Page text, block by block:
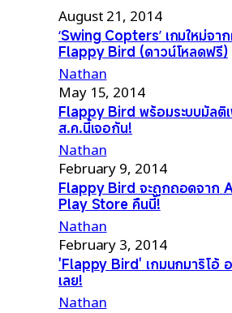
August 21, 2014
‘Swing Copters’ เกมใหม่จา
Flappy Bird (ดาวน์โหลดฟรี)
Nathan
May 15, 2014
Flappy Bird พร้อมระบบมัลติ
ส.ค.นี้เจอกัน!
Nathan
February 9, 2014
Flappy Bird จะถูกถอดจาก
Play Store คืนนี้!
Nathan
February 3, 2014
'Flappy Bird' เกมนกมาริโอ้
เลย!
Nathan